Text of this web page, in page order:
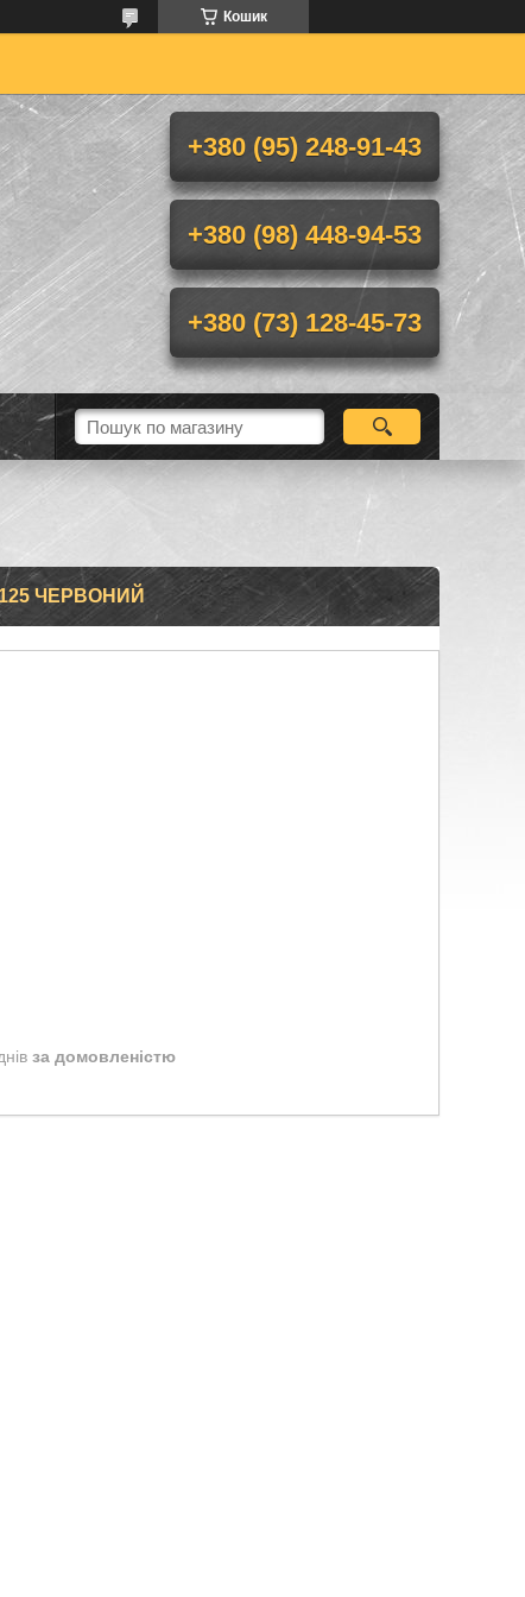
Кошик
+380 (95) 248-91-43
+380 (98) 448-94-53
+380 (73) 128-45-73
ЧЕРВОНИЙ
за домовленістю